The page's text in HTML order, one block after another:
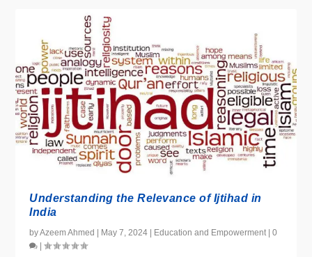
Understanding the Relevance of Ijtihad in
India
byAzeem Ahmed | May 7, 2024 | Education and Empowerment |0
|